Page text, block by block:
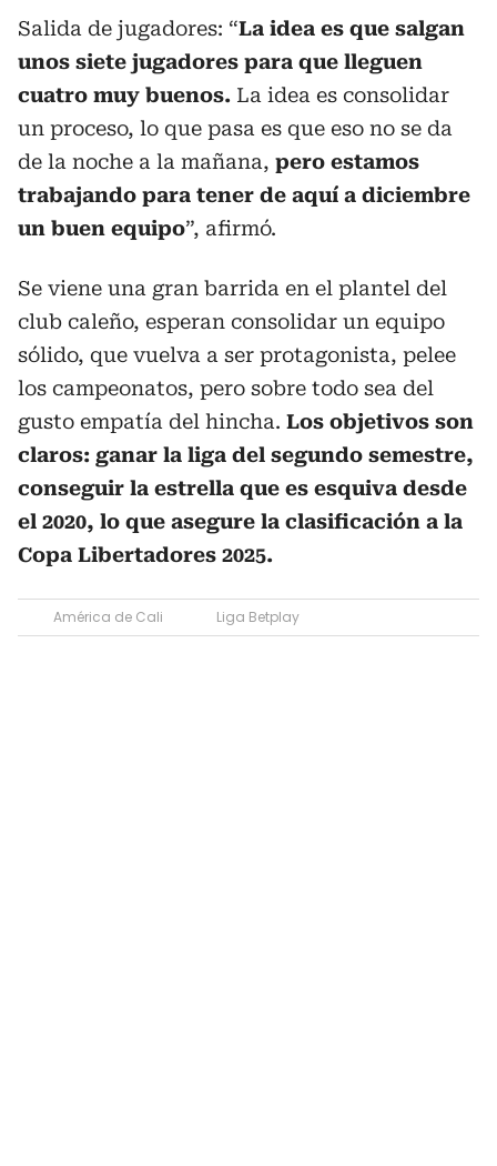
Salida de jugadores: “La idea es que salgan
unos siete jugadores para que lleguen
cuatro muy buenos. La idea es consolidar
un proceso, lo que pasa es que eso no se da
de la noche a la mañana, pero estamos
trabajando para tener de aquí a diciembre
un buen equipo”, afirmó.
Se viene una gran barrida en el plantel del
club caleño, esperan consolidar un equipo
sólido, que vuelva a ser protagonista, pelee
los campeonatos, pero sobre todo sea del
gusto empatía del hincha. Los objetivos son
claros: ganar la liga del segundo semestre,
conseguir la estrella que es esquiva desde
el 2020, lo que asegure la clasificación a la
Copa Libertadores 2025.
América de Cali Liga Betplay